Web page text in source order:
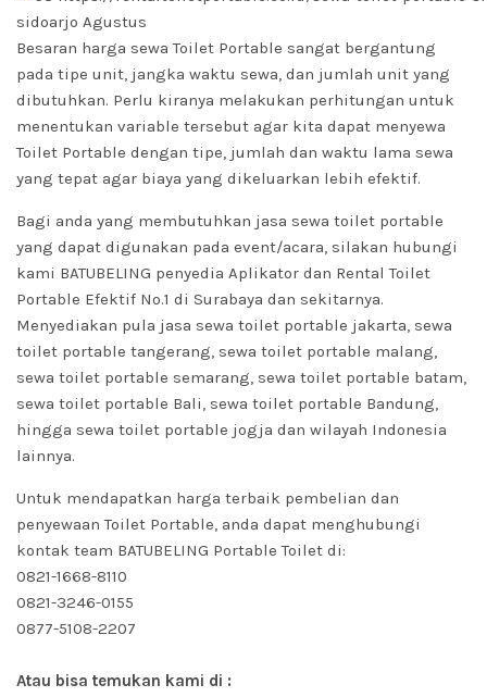
Besaran harga sewa Toilet Portable sangat bergantung
pada tipe unit, jangka waktu sewa, dan jumlah unit yang
dibutuhkan. Perlu kiranya melakukan perhitungan untuk
menentukan variable tersebut agar kita dapat menyewa
Toilet Portable dengan tipe, jumlah dan waktu lama sewa
yang tepat agar biaya yang dikeluarkan lebih efektif.
Bagi anda yang membutuhkan jasa sewa toilet portable
yang dapat digunakan pada event/acara, silakan hubungi
kami BATUBELING penyedia Aplikator dan Rental Toilet
Portable Efektif No.1 di Surabaya dan sekitarnya.
Menyediakan pula jasa sewa toilet portable jakarta, sewa
toilet portable tangerang, sewa toilet portable malang,
sewa toilet portable semarang, sewa toilet portable batam,
sewa toilet portable Bali, sewa toilet portable Bandung,
hingga sewa toilet portable jogja dan wilayah Indonesia
lainnya.
Untuk mendapatkan harga terbaik pembelian dan
penyewaan Toilet Portable, anda dapat menghubungi
kontak team BATUBELING Portable Toilet di:
0821-1668-8110
0821-3246-0155
0877-5108-2207
Atau bisa temukan kami di :